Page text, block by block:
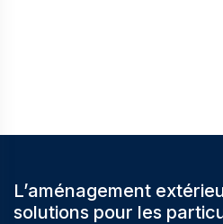
L’aménagement
solutions pour les